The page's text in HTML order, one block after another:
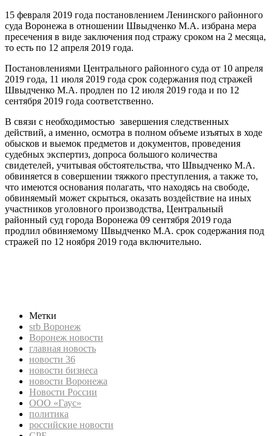
15 февраля 2019 года постановлением Ленинского районного
суда Воронежа в отношении Швыдченко М.А. избрана мера
пресечения в виде заключения под стражу сроком на 2 месяца,
то есть по 12 апреля 2019 года.
Постановлениями Центрального районного суда от 10 апреля
2019 года, 11 июля 2019 года срок содержания под стражей
Швыдченко М.А. продлен по 12 июля 2019 года и по 12
сентября 2019 года соответственно.
В связи с необходимостью завершения следственных
действий, а именно, осмотра в полном объеме изъятых в ходе
обысков и выемок предметов и документов, проведения
судебных экспертиз, допроса большого количества
свидетелей, учитывая обстоятельства, что Швыдченко М.А.
обвиняется в совершении тяжкого преступления, а также то,
что имеются основания полагать, что находясь на свободе,
обвиняемый может скрыться, оказать воздействие на иных
участников уголовного производства, Центральный
районный суд города Воронежа 09 сентября 2019 года
продлил обвиняемому Швыдченко М.А. срок содержания под
стражей по 12 ноября 2019 года включительно.
Метки
srb Воронеж
Воронеж новости
главная новость
новости 36
новости бизнеса
новости Воронежа
Новости России
ООО «Гаус»
политика
российские новости